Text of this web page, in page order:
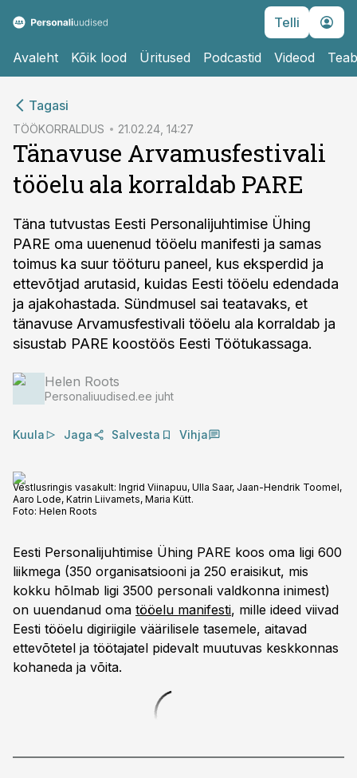
Telli
Avaleht Kõik lood Üritused Podcastid Videod
Tagasi
TÖÖKORRALDUS 21.02.24, 14:27
Tänavuse Arvamusfestivali
tööelu ala korraldab PARE
Täna tutvustas Eesti Personalijuhtimise Ühing
PARE oma uuenenud tööelu manifesti ja samas
toimus ka suur tööturu paneel, kus eksperdid ja
ettevõtjad arutasid, kuidas Eesti tööelu edendada
ja ajakohastada. Sündmusel sai teatavaks, et
tänavuse Arvamusfestivali tööelu ala korraldab ja
sisustab PARE koostöös Eesti Töötukassaga.
Helen Roots
Personaliuudised.ee juht
Kuula Jaga Salvesta Vihja
Vestlusringis vasakult: Ingrid Viinapuu, Ulla Saar, Jaan-Hendrik Toomel,
Aaro Lode, Katrin Liivamets, Maria Kütt.
Foto: Helen Roots
Eesti Personalijuhtimise Ühing PARE koos oma ligi 600
liikmega (350 organisatsiooni ja 250 eraisikut, mis
kokku hõlmab ligi 3500 personali valdkonna inimest)
on uuendanud oma tööelu manifesti, mille ideed viivad
Eesti tööelu digiriigile väärilisele tasemele, aitavad
ettevõtetel ja töötajatel pidevalt muutuvas keskkonnas
kohaneda ja võita.